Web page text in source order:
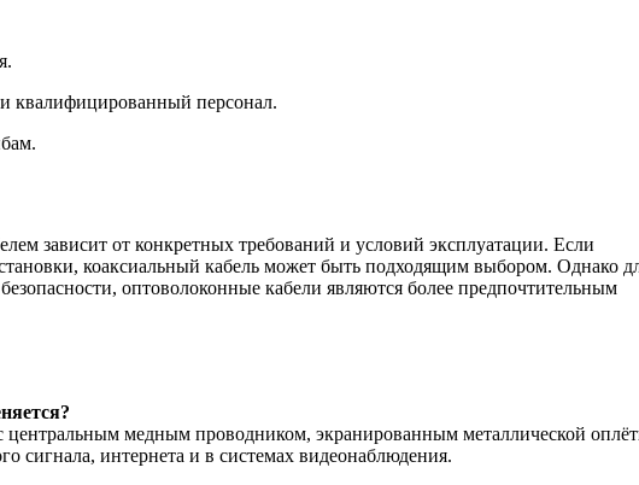
квалифицированный персонал.
зависит от конкретных требований и условий эксплуатации. Если
коаксиальный кабель может быть подходящим выбором. Однако
оптоволоконные кабели являются более предпочтительным
центральным медным проводником, экранированным металлической
сигнала, интернета и в системах видеонаблюдения.